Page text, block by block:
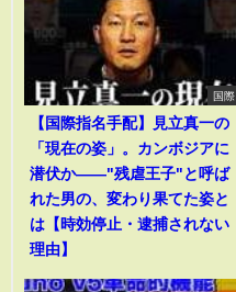
国際
【国際指名手配】見立真一の
「現在の姿」。カンボジアに
潜伏か――"残虐王子"と呼ば
れた男の、変わり果てた姿と
は【時効停止・逮捕されない
理由】